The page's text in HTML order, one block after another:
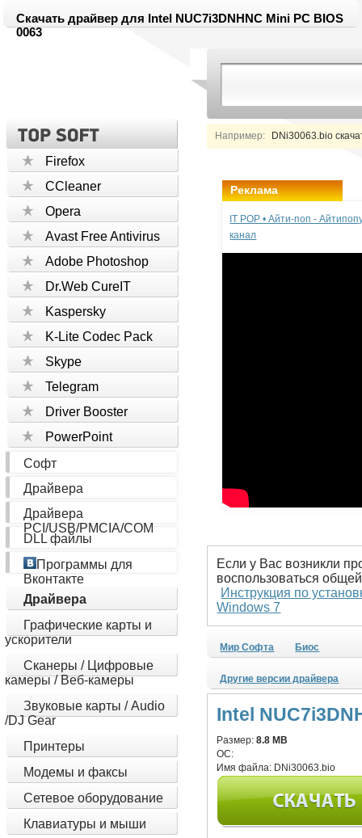
Скачать драйвер для Intel NUC7i3DNHNC Mini PC BIOS
0063
Например: DNi30063.bio
Firefox
CCleaner
Opera
Avast Free Antivirus
Adobe Photoshop
Dr.Web CureIT
Kaspersky
K-Lite Codec Pack
Skype
Telegram
Driver Booster
PowerPoint
Софт
Драйвера
Драйвера
PCI/USB/PMCIA/COM
DLL файлы
Программы для
Вконтакте
Драйвера
Графические карты и
ускорители
Сканеры / Цифровые
камеры / Веб-камеры
Звуковые карты / Audio
/DJ Gear
Принтеры
Модемы и факсы
Сетевое оборудование
Клавиатуры и мыши
Реклама
IT POP • Айти-поп -
канал
Если у Вас возникли
воспользоваться
Инструкция по
Windows 7
Мир Софта Биос
Другие версии драйвера
Intel
Размер:8.8 MB
ОС:
Имя файла: DNi30063.bio